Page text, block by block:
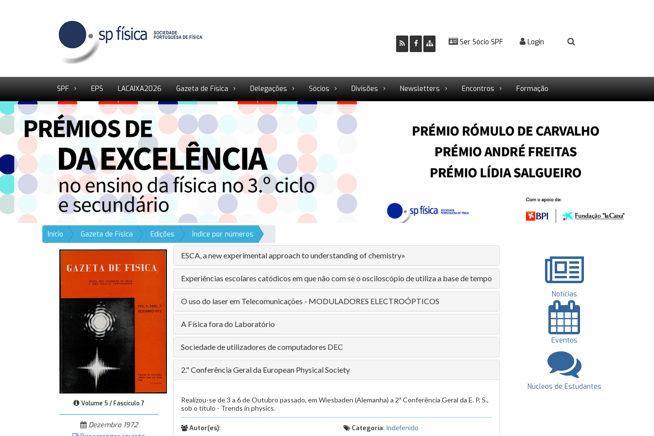
Ser Sócio SPF Login
SPF EPS LACAIXA2026 Gazeta de Física Delegações Sócios Divisões Newsletters Encontros Formação
Início Gazeta de Física Edições Índice por números
Volume 5 / Fascículo 7
Dezembro 1972
ESCA, a new experimental approach to understanding of chemistry»
Experiências escolares catódicos em que não com se o osciloscópio de utiliza a base de tempo
O uso do laser em Telecomunicações - MODULADORES ELECTROÓPTICOS
A Física fora do Laboratório
Sociedade de utilizadores de computadores DEC
2." Conferência Geral da European Physical Society
Realizou-se de 3 a 6 de Outubro passado, em Wiesbaden (Alemanha) a 2ª Conferência Geral da E. P. S.,
sob o título - Trends in physics.
Autor(es): Categoria: Indefenido
Notícias
Eventos
Núcleos de Estudantes